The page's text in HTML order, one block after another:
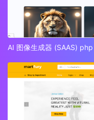
AI 图像生成器 (SAAS)